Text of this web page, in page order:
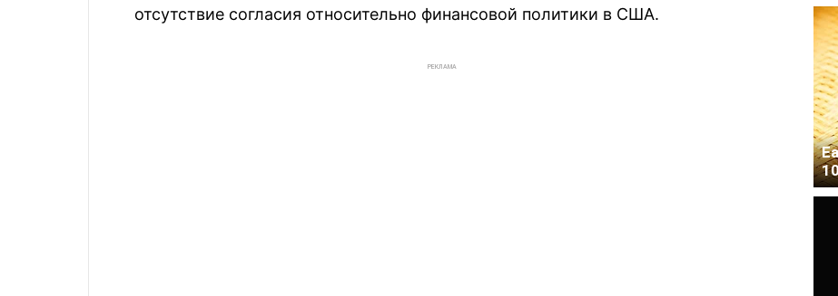
отсутствие согласия относительно финансовой политики в США.
РЕКЛАМА